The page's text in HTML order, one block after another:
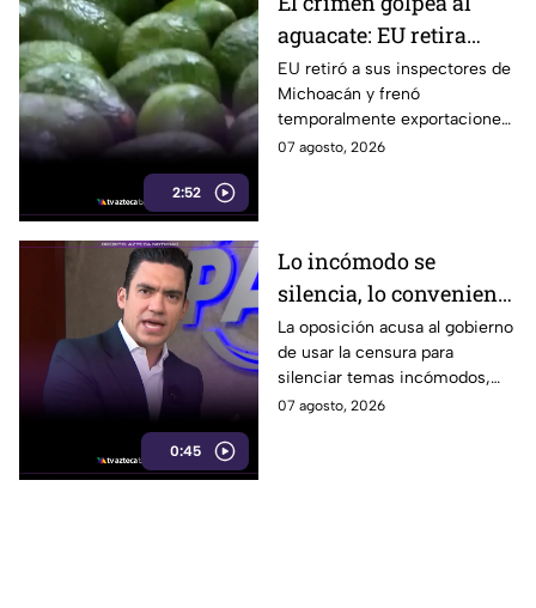
2:52
aguacate: EU retira
inspectores y suspende
temporalmente
exportaciones
EU retiró a sus inspectores de
Michoacán y frenó
temporalmente exportaciones
de aguacate ante la
07 agosto, 2026
0:45
Lo incómodo se
silencia, lo conveniente
se exhibe: oposición
acusa al gobierno
La oposición acusa al gobierno
de usar la censura para
silenciar temas incómodos,
mientras da reflectores a
07 agosto, 2026